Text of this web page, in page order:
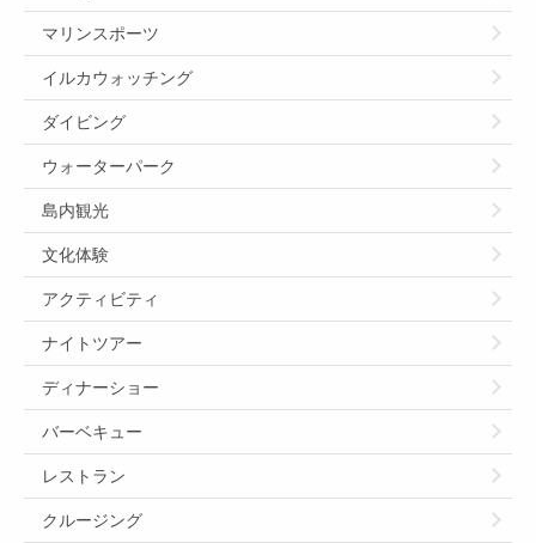
マリンスポーツ
イルカウォッチング
ダイビング
ウォーターパーク
島内観光
文化体験
アクティビティ
ナイトツアー
ディナーショー
バーベキュー
レストラン
クルージング